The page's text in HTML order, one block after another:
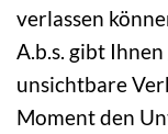
verlassen
A.b.s. gibt
unsichtbare
Moment den